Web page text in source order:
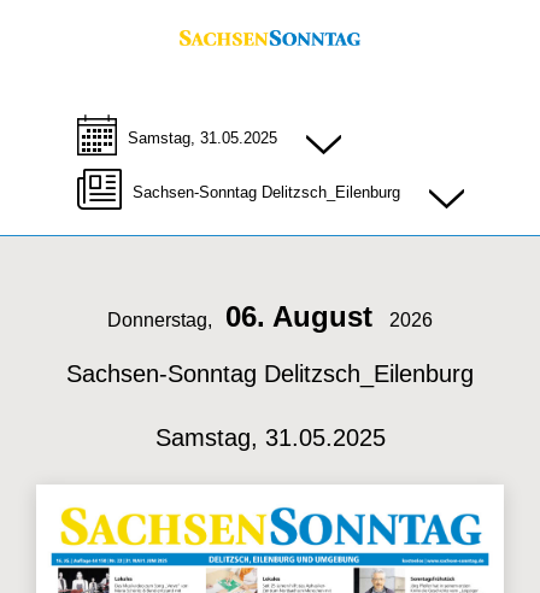
Samstag, 31.05.2025
Sachsen-Sonntag Delitzsch_Eilenburg
Donnerstag, 06. August 2026
Sachsen-Sonntag Delitzsch_Eilenburg
Samstag, 31.05.2025